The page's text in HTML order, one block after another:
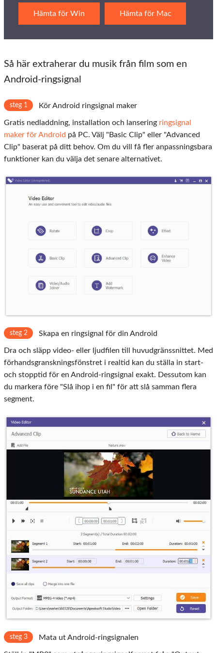
Hämta för Win Hämta för Mac
Så här extraherar du musik från film som en
Android-ringsignal
steg 1 Kör Android ringsignal maker
Gratis nedladdning, installation och lansering ringsignal
maker för Android på PC. Välj "Basic Clip" eller "Advanced
Clip" baserat på ditt behov. Om du vill få fler anpassningsbara
funktioner kan du välja det senare alternativet.
steg 2 Skapa en ringsignal för din Android
Dra och släpp video- eller ljudfilen till huvudgränssnittet. Med
förhandsgranskningsfönstret i realtid kan du ställa in start-
och stopptid för en Android-ringsignal exakt. Dessutom kan
du markera före "Slå ihop i en fil" för att slå samman flera
segment.
steg 3 Mata ut Android-ringsignalen